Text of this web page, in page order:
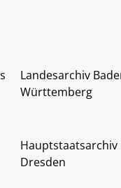
Landesarchiv
Württemberg
Hauptstaatsarchiv
Dresden